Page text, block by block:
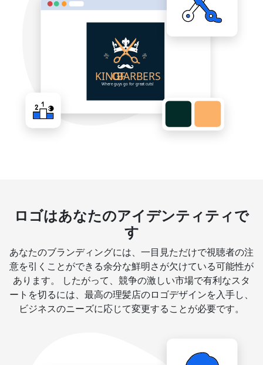
ロゴはあなたのアイデンティティで
す
あなたのブランディングには、一目見ただけで視聴者の注
意を引くことができる余分な鮮明さが欠けている可能性が
あります。 したがって、競争の激しい市場で有利なスタ
ートを切るには、最高の理髪店のロゴデザインを入手し、
ビジネスのニーズに応じて変更することが必要です。